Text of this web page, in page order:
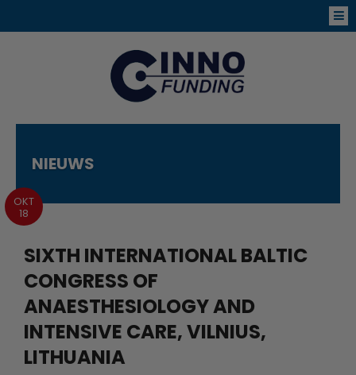
NIEUWS
OKT
18
SIXTH INTERNATIONAL BALTIC
CONGRESS OF
ANAESTHESIOLOGY AND
INTENSIVE CARE, VILNIUS,
LITHUANIA